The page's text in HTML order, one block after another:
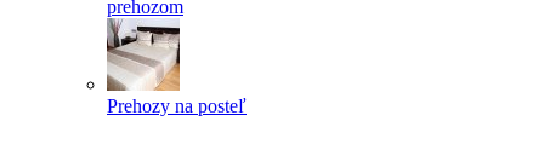
prehozom
Prehozy na posteľ